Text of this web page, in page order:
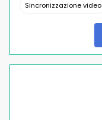
Sincronizzazione video